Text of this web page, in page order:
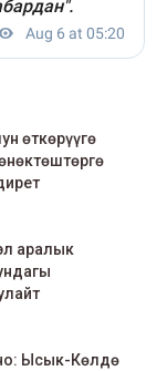
өткөрүүгө
аралык
Ысык-Көлдө